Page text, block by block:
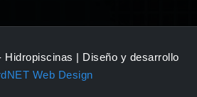
| Diseño y desarrollo
Web Design